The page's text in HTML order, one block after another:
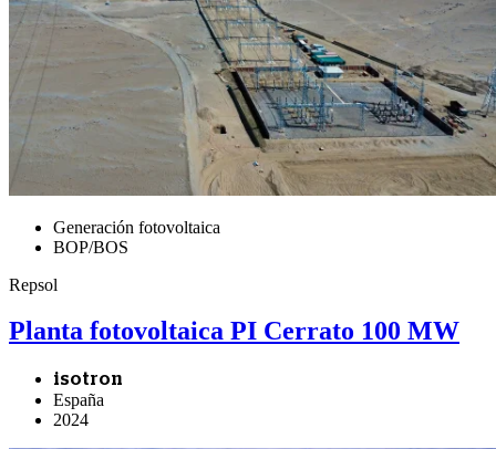
Generación fotovoltaica
BOP/BOS
Repsol
Planta fotovoltaica PI Cerrato 100 MW
isotron
España
2024